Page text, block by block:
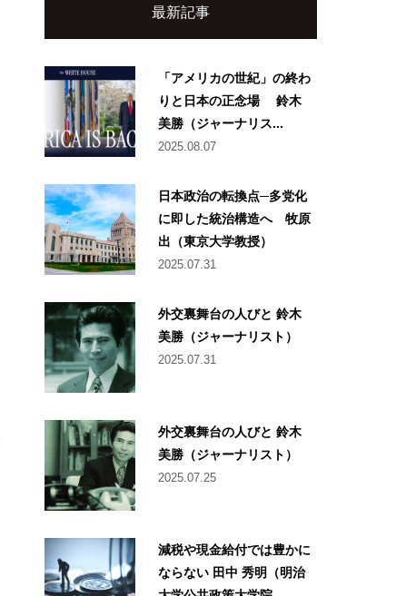
最新記事
「アメリカの世紀」の終わ
りと日本の正念場 鈴木
美勝（ジャーナリス...
2025.08.07
日本政治の転換点─多党化
に即した統治構造へ 牧原
出（東京大学教授）
2025.07.31
外交裏舞台の人びと 鈴木
美勝（ジャーナリスト）
2025.07.31
外交裏舞台の人びと 鈴木
美勝（ジャーナリスト）
2025.07.25
減税や現金給付では豊かに
ならない 田中 秀明（明治